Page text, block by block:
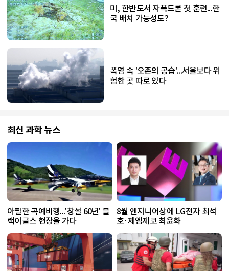
미, 한반도서 자폭드론 첫 훈련...한
국 배치 가능성도?
폭염 속 '오존의 공습'...서울보다 위
험한 곳 따로 있다
최신 과학 뉴스
아찔한 곡예비행...'창설 60년' 블
랙이글스 현장을 가다
8월 엔지니어상에 LG전자 최석
호·제엠제코 최윤화